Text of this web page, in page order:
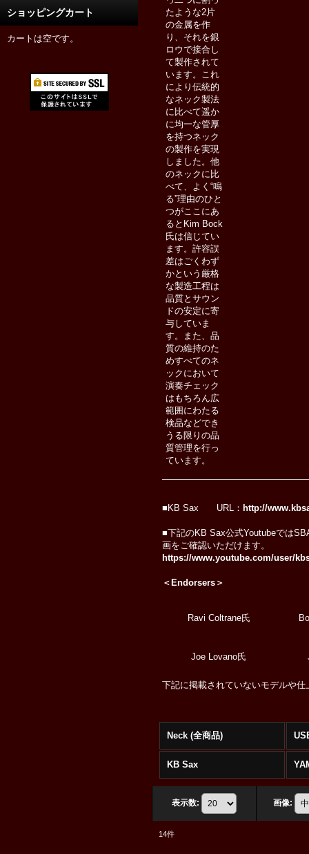
ショッピングカート
カートは空です。
たような2片
の金属を作
り、それを銀
ロウで接合し
て製作されて
います。これ
により伝統的
なネック製法
に比べて遥か
に均一な管厚
を持つネック
の製作を実現
しました。他
のネックに比
べて、よく“鳴
る”理由のひと
つがここにあ
るとKim Bock
氏は信じてい
ます。許容誤
差はごくわず
かという厳格
な製造工程は
品質とサウン
ドの安定に寄
与していま
す。また、品
質の維持のた
めすべてのネ
ックにおいて
演奏チェック
はもちろん広
範囲にわたる
検品などでき
うる限りの品
質管理を行っ
ています。
■KB Sax URL： http://
■下記のKB Sax公式Youtubeでは
画をご確認いただけます。
https://www.youtube.com/user/
＜Endorsers＞
Ravi Coltrane氏
Joe Lovano氏
下記に掲載されていないモデルや
Neck (全商品)
KB Sax
表示数: 画像:
14件